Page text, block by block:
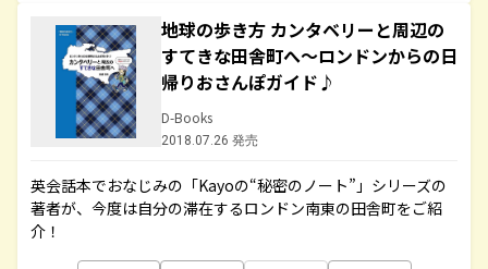
地球の歩き方 カンタベリーと周辺の
すてきな田舎町へ～ロンドンからの日
帰りおさんぽガイド♪
D-Books
2018.07.26 発売
英会話本でおなじみの「Kayoの“秘密のノート”」シリーズの
著者が、今度は自分の滞在するロンドン南東の田舎町をご紹
介！